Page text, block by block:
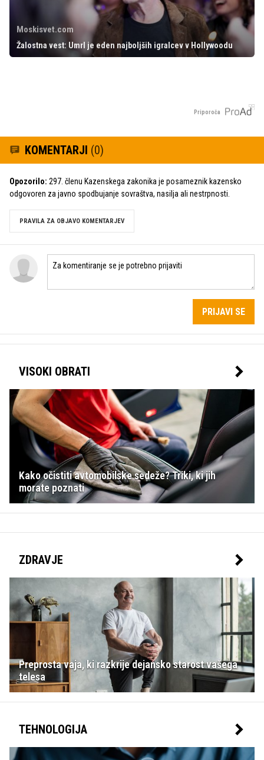
Moskisvet.com
Žalostna vest: Umrl je eden najboljših igralcev v Hollywoodu
Priporoča
KOMENTARJI (0)
Opozorilo: 297. členu Kazenskega zakonika je posameznik kazensko
odgovoren za javno spodbujanje sovraštva, nasilja ali nestrpnosti.
PRAVILA ZA OBJAVO KOMENTARJEV
PRIJAVI SE
VISOKI OBRATI
Kako očistiti avtomobilske sedeže? Triki, ki jih
morate poznati
ZDRAVJE
Preprosta vaja, ki razkrije dejansko starost vašega
telesa
TEHNOLOGIJA